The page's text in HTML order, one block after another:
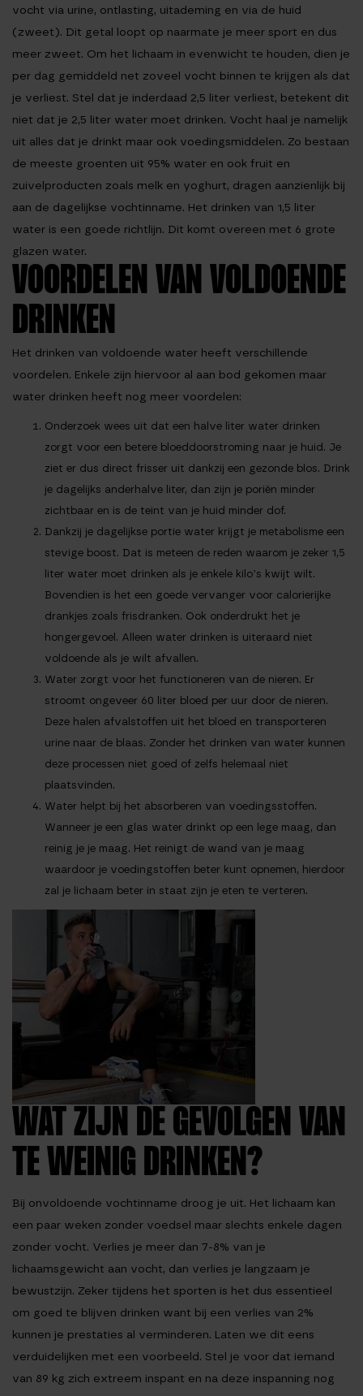
vocht via urine, ontlasting, uitademing en via de huid
(zweet). Dit getal loopt op naarmate je meer sport en dus
meer zweet. Om het lichaam in evenwicht te houden, dien je
per dag gemiddeld net zoveel vocht binnen te krijgen als dat
je verliest. Stel dat je inderdaad 2,5 liter verliest, betekent dit
niet dat je 2,5 liter water moet drinken. Vocht haal je namelijk
uit alles dat je drinkt maar ook voedingsmiddelen. Zo bestaan
de meeste groenten uit 95% water en ook fruit en
zuivelproducten zoals melk en yoghurt, dragen aanzienlijk bij
aan de dagelijkse vochtinname. Het drinken van 1,5 liter
water is een goede richtlijn. Dit komt overeen met 6 grote
glazen water.
VOORDELEN VAN VOLDOENDE
DRINKEN
Het drinken van voldoende water heeft verschillende
voordelen. Enkele zijn hiervoor al aan bod gekomen maar
water drinken heeft nog meer voordelen:
Onderzoek wees uit dat een halve liter water drinken
zorgt voor een betere bloeddoorstroming naar je huid. Je
ziet er dus direct frisser uit dankzij een gezonde blos. Drink
je dagelijks anderhalve liter, dan zijn je poriën minder
zichtbaar en is de teint van je huid minder dof.
Dankzij je dagelijkse portie water krijgt je metabolisme een
stevige boost. Dat is meteen de reden waarom je zeker 1,5
liter water moet drinken als je enkele kilo’s kwijt wilt.
Bovendien is het een goede vervanger voor calorierijke
drankjes zoals frisdranken. Ook onderdrukt het je
hongergevoel. Alleen water drinken is uiteraard niet
voldoende als je wilt afvallen.
Water zorgt voor het functioneren van de nieren. Er
stroomt ongeveer 60 liter bloed per uur door de nieren.
Deze halen afvalstoffen uit het bloed en transporteren
urine naar de blaas. Zonder het drinken van water kunnen
deze processen niet goed of zelfs helemaal niet
plaatsvinden.
Water helpt bij het absorberen van voedingsstoffen.
Wanneer je een glas water drinkt op een lege maag, dan
reinig je je maag. Het reinigt de wand van je maag
waardoor je voedingstoffen beter kunt opnemen, hierdoor
zal je lichaam beter in staat zijn je eten te verteren.
WAT ZIJN DE GEVOLGEN VAN
TE WEINIG DRINKEN?
Bij onvoldoende vochtinname droog je uit. Het lichaam kan
een paar weken zonder voedsel maar slechts enkele dagen
zonder vocht. Verlies je meer dan 7-8% van je
lichaamsgewicht aan vocht, dan verlies je langzaam je
bewustzijn. Zeker tijdens het sporten is het dus essentieel
om goed te blijven drinken want bij een verlies van 2%
kunnen je prestaties al verminderen. Laten we dit eens
verduidelijken met een voorbeeld. Stel je voor dat iemand
van 89 kg zich extreem inspant en na deze inspanning nog